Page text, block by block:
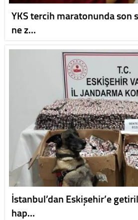
YKS tercih maratonunda son
ne z…
İstanbul’dan Eskişehir’e
hap…